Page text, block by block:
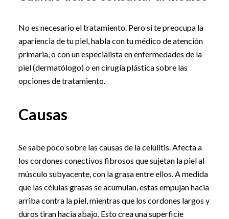
No es necesario el tratamiento. Pero si te preocupa la
apariencia de tu piel, habla con tu médico de atención
primaria, o con un especialista en enfermedades de la
piel (dermatólogo) o en cirugía plástica sobre las
opciones de tratamiento.
Causas
Se sabe poco sobre las causas de la celulitis. Afecta a
los cordones conectivos fibrosos que sujetan la piel al
músculo subyacente, con la grasa entre ellos. A medida
que las células grasas se acumulan, estas empujan hacia
arriba contra la piel, mientras que los cordones largos y
duros tiran hacia abajo. Esto crea una superficie